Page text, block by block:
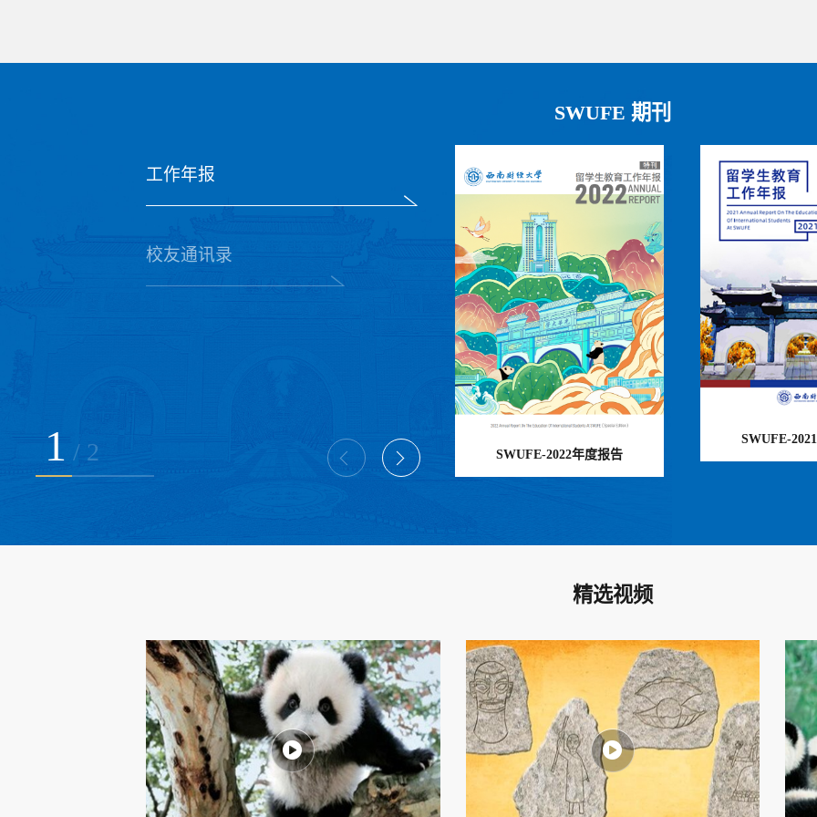
SWUFE 期刊
工作年报
校友通讯录
SWUFE-2022年度报告
SWUFE-
1 / 2
精选视频